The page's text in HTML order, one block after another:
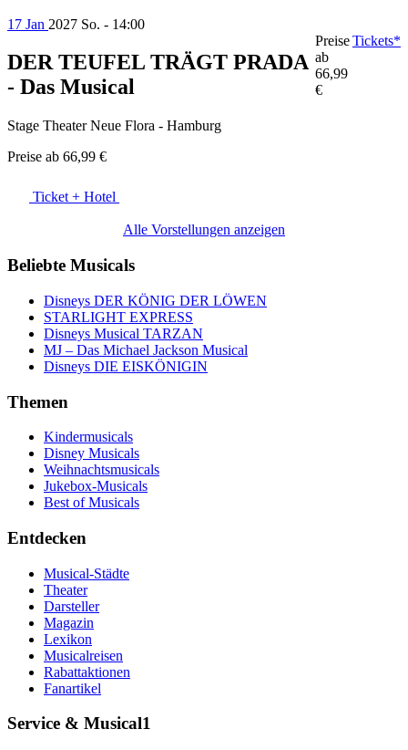
17 Jan 2027 So. - 14:00
DER TEUFEL TRÄGT PRADA
- Das Musical
Stage Theater Neue Flora - Hamburg
Preise ab 66,99 €
Preise
ab
66,99
€
Tickets*
Ticket + Hotel
Alle Vorstellungen anzeigen
Beliebte Musicals
Disneys DER KÖNIG DER LÖWEN
STARLIGHT EXPRESS
Disneys Musical TARZAN
MJ – Das Michael Jackson Musical
Disneys DIE EISKÖNIGIN
Themen
Kindermusicals
Disney Musicals
Weihnachtsmusicals
Jukebox-Musicals
Best of Musicals
Entdecken
Musical-Städte
Theater
Darsteller
Magazin
Lexikon
Musicalreisen
Rabattaktionen
Fanartikel
Service & Musical1